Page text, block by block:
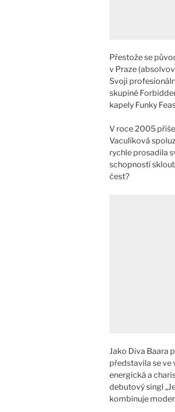
Přestože se
v Praze
Svoji
skupině
kapely Funky
V roce 2005
Vaculíková
rychle prosadila
schopností
čest?
Jako Diva Baara
představila se ve
energická a
debutový singl
kombinuje